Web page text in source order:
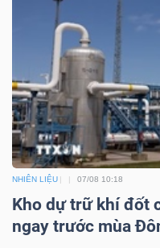
NHIÊN LIỆU 07/08 10:18
Kho dự trữ khí đốt
ngay trước mùa
phân
(-)
Thuật
ngữ
(-)
Dịch